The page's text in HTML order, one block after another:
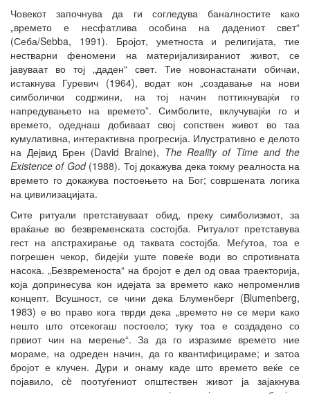
Човекот започнува да ги согледува баналностите како
„времето е несфатлива особина на дадениот свет“
(Себа/Sebba, 1991). Бројот, уметноста и религијата, тие
нестварни феномени на материјализираниот живот, се
јавуваат во тој „даден“ свет. Тие новонастанати обичаи,
истакнува Гуревич (1964), водат кон „создавање на нови
симболички содржини, на тој начин поттикнувајќи го
напредувањето на времето”. Симболите, вклучувајќи го и
времето, одеднаш добиваат свој сопствен живот во таа
кумулативна, интерактивна прогресија. Илустративно е делото
на Дејвид Брен (David Braine), The Reality of Time and the
Existence of God(1988). Тој докажува дека токму реалноста на
времето го докажува постоењето на Бог; совршената логика
на цивилизацијата.
Сите ритуали претставуваат обид, преку симболизмот, за
враќање во безвременската состојба. Ритуалот претставува
гест на апстрахирање од таквата состојба. Меѓутоа, тоа е
погрешен чекор, бидејќи уште повеќе води во спротивната
насока. „Безвременоста“ на бројот е дел од оваа траекторија,
која допринесува кон идејата за времето како непроменлив
концепт. Всушност, се чини дека Блуменберг (Blumenberg,
1983) е во право кога тврди дека „времето не се мери како
нешто што отсекогаш постоело; туку тоа е создадено со
првиот чин на мерење“. За да го изразиме времето ние
мораме, на одреден начин, да го квантифицираме; и затоа
бројот е клучен. Дури и онаму каде што времето веќе се
појавило, сè поотуѓениот општествен живот ја зајакнува